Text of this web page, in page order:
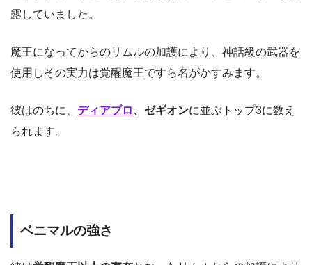
露していました。
魔王になってからのリムルの加護により、神話級の武器を
使用しその実力は覚醒魔王ですら名がかすみます。
彼はのちに、 ディアブロ、ゼギオンに並ぶトップ3に数え
られます。
ベニマルの強さ